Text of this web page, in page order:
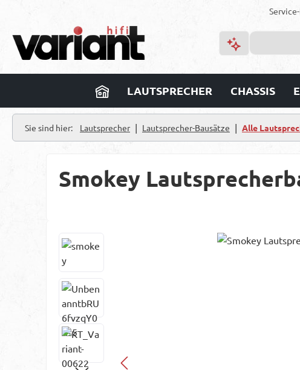
LAUTSPRECHER CHASSIS
Sie sind hier: Lautsprecher | Lautsprecher-Bausätze | Alle
Smokey
Bildergalerie überspringen